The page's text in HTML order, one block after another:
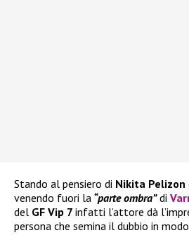
Stando al pensiero di Nikita Pelizon
venendo fuori la “parte ombra”di
del GF Vip 7 infatti l’attore dà
persona che semina il dubbio in